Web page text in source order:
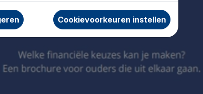
Cookievoorkeuren instellen